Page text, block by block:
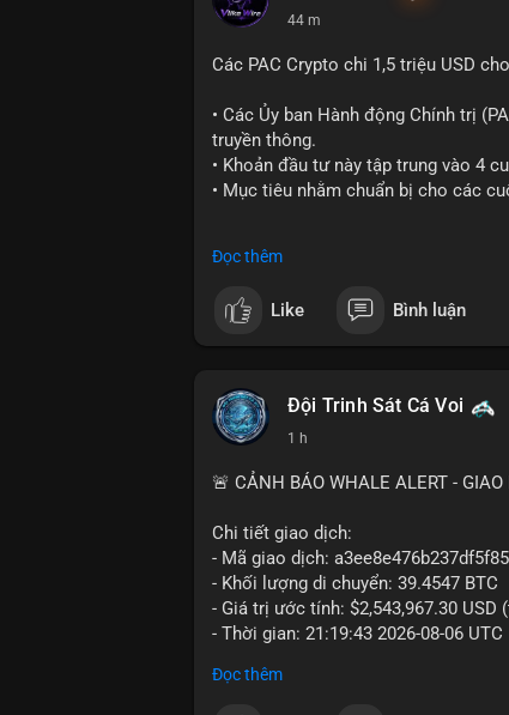
44 m
Các PAC Crypto chi 1,5 triệu USD
• Các Ủy ban Hành động Chính trị
truyền thông.
• Khoản đầu tư này tập trung vào 4
• Mục tiêu nhằm chuẩn bị cho các
#vlikevn #titanbot
📰 Nguồn: Cointelegraph
Đọc thêm
Like Bình luận
Đội Trinh Sát Cá Voi
1 h
🚨 CẢNH BÁO WHALE ALERT -
Chi tiết giao dịch:
- Mã giao dịch:
- Khối lượng di chuyển: 39.4547 BTC
- Giá trị ước tính: $2,543,967.30 USD
- Thời gian: 21:19:43 2026-08-06 UTC
Nhận định phân tích:
Đọc thêm